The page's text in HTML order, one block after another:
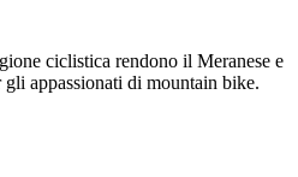
ciclistica rendono il Meranese e
appassionati di mountain bike.